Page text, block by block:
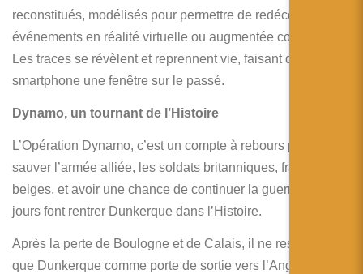
reconstitués, modélisés pour permettre de redécouvrir ces
événements en réalité virtuelle ou augmentée commentée.
Les traces se révèlent et reprennent vie, faisant du
smartphone une fenêtre sur le passé.
Dynamo, un tournant de l’Histoire
L’Opération Dynamo, c’est un compte à rebours pour
sauver l’armée alliée, les soldats britanniques, français et
belges, et avoir une chance de continuer la guerre. Ces 9
jours font rentrer Dunkerque dans l’Histoire.
Après la perte de Boulogne et de Calais, il ne reste plus
que Dunkerque comme porte de sortie vers l’Angleterre. Le